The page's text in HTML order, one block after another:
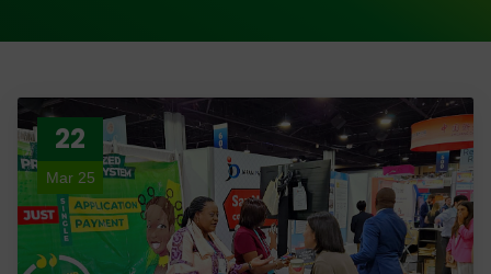
22
Mar 25